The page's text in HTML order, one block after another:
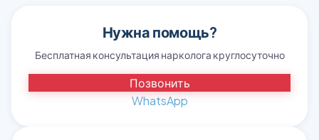
Нужна помощь?
Бесплатная консультация нарколога круглосуточно
Позвонить
WhatsApp